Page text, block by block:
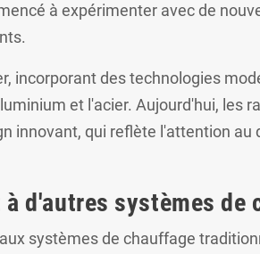
à expérimenter avec de
incorporant des technologies
et l'acier. Aujourd'hui, les
innovant, qui reflète l'attention au
d'autres systèmes de
systèmes de chauffage